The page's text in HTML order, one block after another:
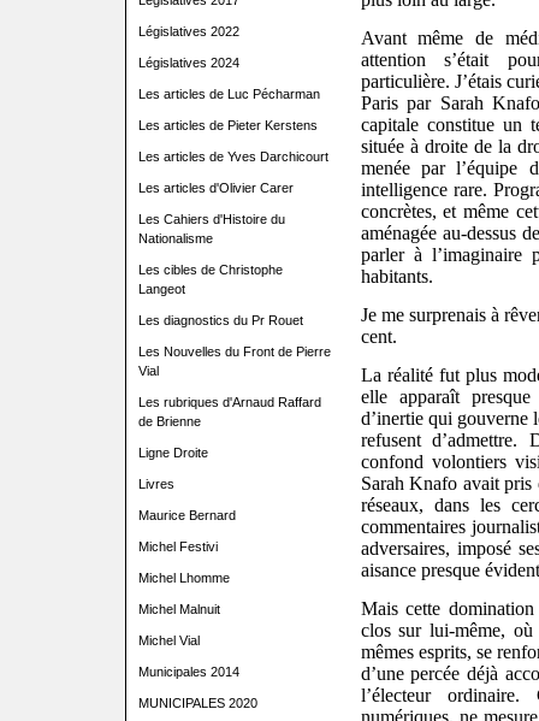
Législatives 2022
Législatives 2024
Les articles de Luc Pécharman
Les articles de Pieter Kerstens
Les articles de Yves Darchicourt
Les articles d'Olivier Carer
Les Cahiers d'Histoire du
Nationalisme
Les cibles de Christophe
Langeot
Les diagnostics du Pr Rouet
Les Nouvelles du Front de Pierre
Vial
Les rubriques d'Arnaud Raffard
de Brienne
Ligne Droite
Livres
Maurice Bernard
Michel Festivi
Michel Lhomme
Michel Malnuit
Michel Vial
Municipales 2014
MUNICIPALES 2020
Avant même de
attention s’était
particulière. J’étais
Paris par Sarah
capitale constitue un
située à droite de la
menée par l’équipe
intelligence rare.
concrètes, et même
aménagée au-dessus
parler à l’imaginaire
habitants.
Je me surprenais à
cent.
La réalité fut plus
elle apparaît
d’inertie qui gouverne
refusent
confond volontiers
Sarah Knafo avait pris
réseaux, dans les
commentaires
adversaires, imposé
aisance presque
Mais cette
clos sur lui-même, où
mêmes esprits, se
d’une percée déjà
l’électeur